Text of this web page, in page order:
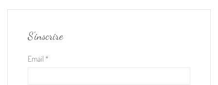
S'inscrire
Email*